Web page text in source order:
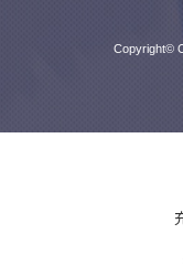
Copyright©